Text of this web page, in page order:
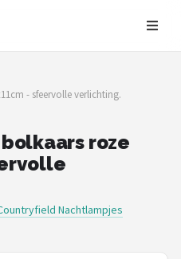
- sfeervolle verlichting.
roze
Nachtlampjes